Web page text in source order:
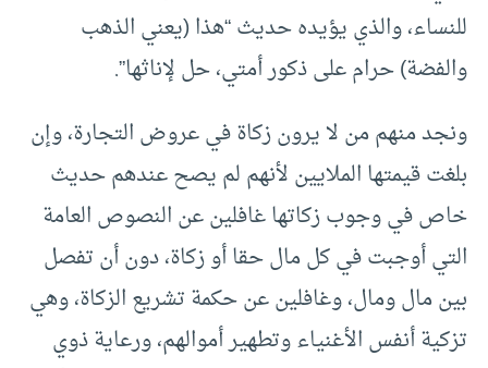
للنساء، والذي يؤيده حديث “هذا (يعني الذهب
والفضة) حرام على ذكور أمتي، حل لإناثها”.
ونجد منهم من لا يرون زكاة في عروض التجارة، وإن
بلغت قيمتها الملايين لأنهم لم يصح عندهم حديث
خاص في وجوب زكاتها غافلين عن النصوص العامة
التي أوجبت في كل مال حقا أو زكاة، دون أن تفصل
بين مال ومال، وغافلين عن حكمة تشريع الزكاة، وهي
تزكية أنفس الأغنياء وتطهير أموالهم، ورعاية ذوي